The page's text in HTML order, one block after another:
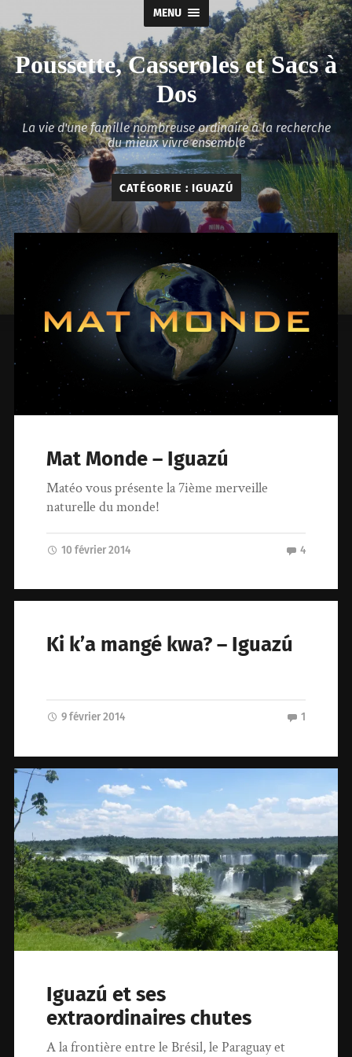
MENU
Poussette, Casseroles et Sacs à
Dos
La vie d'une famille nombreuse ordinaire à la recherche
du mieux vivre ensemble
CATÉGORIE : IGUAZÚ
Mat Monde – Iguazú
Matéo vous présente la 7ième merveille
naturelle du monde!
10 février 2014 4
Ki k’a mangé kwa? – Iguazú
9 février 2014 1
Iguazú et ses
extraordinaires chutes
A la frontière entre le Brésil, le Paraguay et